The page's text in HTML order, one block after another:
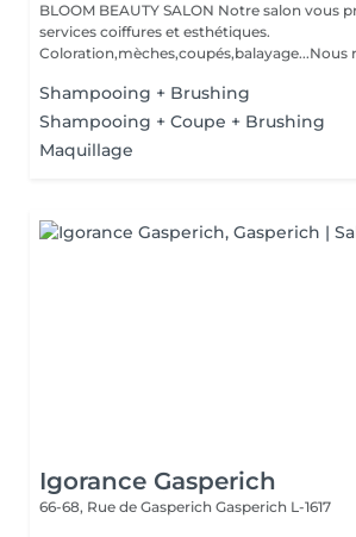
BLOOM BEAUTY SALON Notre salon vous
services coiffures et esthétiques.
Coloration,mèches,coupés,balayage...Nous
Shampooing + Brushing
Shampooing + Coupe + Brushing
Maquillage
Igorance Gasperich
66-68, Rue de Gasperich Gasperich L-1617